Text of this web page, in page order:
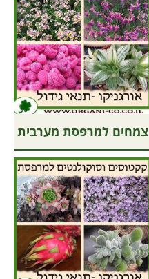
צמחים למרפסת מערבית